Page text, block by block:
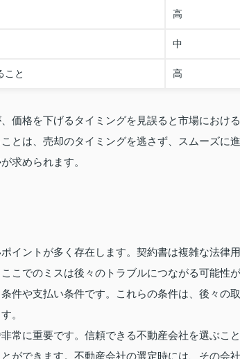
高
中
こと 高
価格を下げるタイミングを見誤ると市場における
とは、売却のタイミングを逃さず、スムーズに進
求められます。
イントが多く存在します。契約書は複雑な法律用
こでのミスは後々のトラブルにつながる可能性が
件や支払い条件です。これらの条件は、後々の取
。
常に重要です。信頼できる不動産会社を選ぶこと
ができます。不動産会社の選定時には、その会社